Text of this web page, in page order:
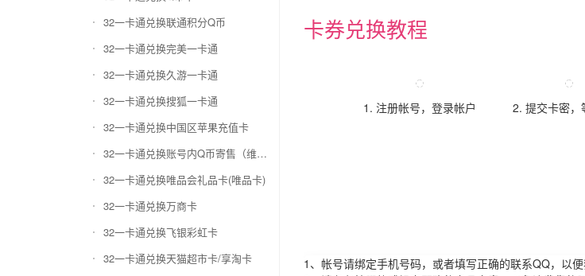
32一卡通兑换联通积分Q币
32一卡通兑换完美一卡通
32一卡通兑换久游一卡通
32一卡通兑换搜狐一卡通
32一卡通兑换中国区苹果充值卡
32一卡通兑换账号内Q币寄售（维护中）
32一卡通兑换唯品会礼品卡(唯品卡)
32一卡通兑换万商卡
32一卡通兑换飞银彩虹卡
32一卡通兑换天猫超市卡/享淘卡
卡券兑换教程
1. 注册帐号，登录帐户 2. 提交卡密，
1、帐号请绑定手机号码，或者填写正确的联系QQ，以